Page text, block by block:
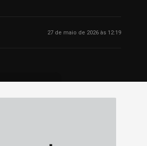
27 de maio de 2026 às 12:19